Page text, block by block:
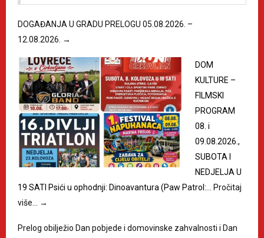
DOGAĐANJA U GRADU PRELOGU 05.08.2026. –
12.08.2026. →
DOM
KULTURE –
FILMSKI
PROGRAM
08. i
09.08.2026.,
SUBOTA I
NEDJELJA U
19 SATI Psići u ophodnji: Dinoavantura (Paw Patrol:… Pročitaj
više… →
Prelog obilježio Dan pobjede i domovinske zahvalnosti i Dan